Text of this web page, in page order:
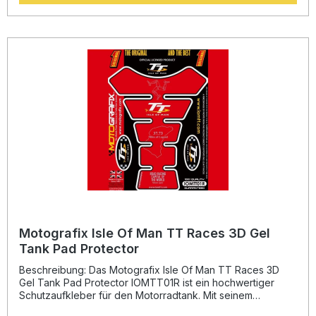
selbst unter extremen Bedingungen zuverlässig haftet –
getestet über 8 Jahre in kalifornischer Hitze und Kälte von
verleiht es Ihrem Motorrad einen sportlichen, individuellen
Look und sorgt für ein professionelles Finish. Einzigartiges
3D-Gel mit hochglänzender Oberfläche Stark haftendes
Vinyl, temperaturbeständig von -50 °C bis +110 °C Schützt
den Tank effektiv vor Kratzern und Steinschlägen
Sportlicher Race-Look durch präzisen Werks-Fit
Hergestellt in England – hochwertige Verarbeitung und
Pad TB038KEW Montageanleitung
Motografix Isle Of Man TT Races 3D Gel
Tank Pad Protector
Beschreibung: Das Motografix Isle Of Man TT Races 3D
Gel Tank Pad Protector IOMTT01R ist ein hochwertiger
Schutzaufkleber für den Motorradtank. Mit seinem